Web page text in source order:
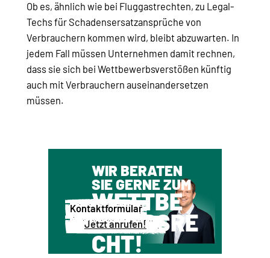
Ob es, ähnlich wie bei Fluggastrechten, zu Legal-
Techs für Schadensersatzansprüche von
Verbrauchern kommen wird, bleibt abzuwarten. In
jedem Fall müssen Unternehmen damit rechnen,
dass sie sich bei Wettbewerbsverstößen künftig
auch mit Verbrauchern auseinandersetzen
müssen.
WIR BERATEN
SIE GERNE ZUM
WETTBE
WERBSRE
CHT!
Kontaktformular
Jetzt anrufen!